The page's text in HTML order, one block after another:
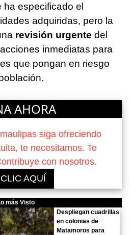
ha especificado el
adquiridas, pero la
revisión urgente del
inmediatas para
que pongan en riesgo
AHORA
siga ofreciendo
te necesitamos. Te
con nosotros.
AQUÍ
más Visto
Despliegan cuadrillas
en colonias de
Matamoros para